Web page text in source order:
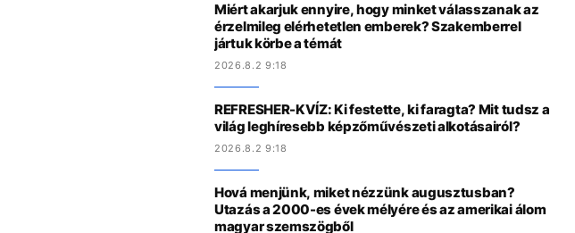
Miért akarjuk ennyire, hogy minket válasszanak az
érzelmileg elérhetetlen emberek? Szakemberrel
jártuk körbe a témát
2026.8.2 9:18
REFRESHER-KVÍZ: Ki festette, ki faragta? Mit tudsz a
világ leghíresebb képzőművészeti alkotásairól?
2026.8.2 9:18
Hová menjünk, miket nézzünk augusztusban?
Utazás a 2000-es évek mélyére és az amerikai álom
magyar szemszögből